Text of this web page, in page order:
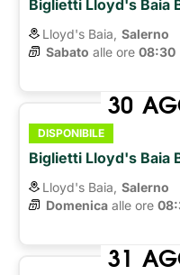
Biglietti Lloyd's Baia
Lloyd's Baia, Salerno
Sabato alle ore 08:30
30
DISPONIBILE
Biglietti Lloyd's Baia
Lloyd's Baia, Salerno
Domenica alle ore
31